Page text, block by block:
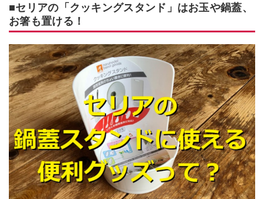
■セリアの「クッキングスタンド」はお玉や鍋蓋、
お箸も置ける！